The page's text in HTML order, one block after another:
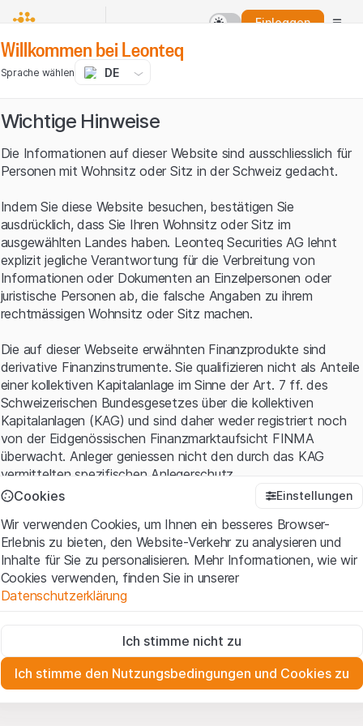
Einloggen
Willkommen bei Leonteq
Sprache wählen DE
Wichtige Hinweise
Die Informationen auf dieser Website sind ausschliesslich für
Personen mit Wohnsitz oder Sitz in der Schweiz gedacht.
Indem Sie diese Website besuchen, bestätigen Sie
ausdrücklich, dass Sie Ihren Wohnsitz oder Sitz im
ausgewählten Landes haben. Leonteq Securities AG lehnt
explizit jegliche Verantwortung für die Verbreitung von
Informationen oder Dokumenten an Einzelpersonen oder
juristische Personen ab, die falsche Angaben zu ihrem
rechtmässigen Wohnsitz oder Sitz machen.
Die auf dieser Webseite erwähnten Finanzprodukte sind
derivative Finanzinstrumente. Sie qualifizieren nicht als Anteile
einer kollektiven Kapitalanlage im Sinne der Art. 7 ff. des
Schweizerischen Bundesgesetzes über die kollektiven
Kapitalanlagen (KAG) und sind daher weder registriert noch
von der Eidgenössischen Finanzmarktaufsicht FINMA
überwacht. Anleger geniessen nicht den durch das KAG
vermittelten spezifischen Anlegerschutz.
Mit dem Zugriff auf diese Website der Leonteq Securities AG
(die "Website") erklären Sie, dass Sie die rechtlichen
Informationen und die wichtigen Hinweise und
Nutzungsbedingungenverstanden haben und akzeptieren.
Wenn Sie mit den Nutzungsbedingungen nicht einverstanden
Sämtliche Immaterialgüterrechte (wie z.B. Urheber¬, Design¬
und Markenrechte) an dem auf der Website enthaltenen
Material liegen bei Leonteq Securities AG oder Plattform-
Cookies Einstellungen
Wir verwenden Cookies, um Ihnen ein besseres Browser-
Erlebnis zu bieten, den Website-Verkehr zu analysieren und
Inhalte für Sie zu personalisieren. Mehr Informationen, wie wir
Cookies verwenden, finden Sie in unserer
Datenschutzerklärung
Diese Cookies sind für die Website erforderlich und können nicht
deaktiviert werden.
Zu Analysezwecken
Diese Cookies verfolgen die Interaktionen der Website-
Ich stimme nicht zu
Ich stimme den Nutzungsbedingungen und Cookies zu